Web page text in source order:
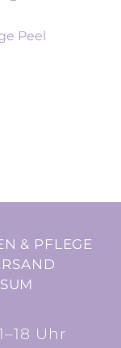
Peel
& PFLEGE
Uhr